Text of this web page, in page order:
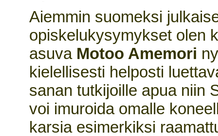
Aiemmin suomeksi
opiskelukysymykset olen
asuva Motoo Amemori
kielellisesti helposti
sanan tutkijoille apua niin
voi imuroida omalle
karsia esimerkiksi